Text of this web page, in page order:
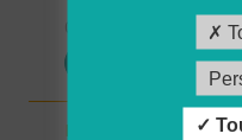
Responsable du